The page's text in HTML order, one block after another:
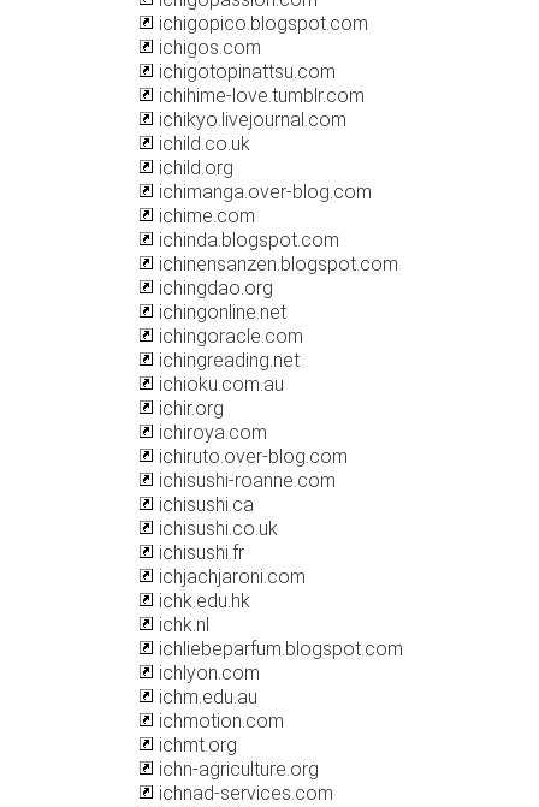
ichigopico.blogspot.com
ichigos.com
ichigotopinattsu.com
ichihime-love.tumblr.com
ichikyo.livejournal.com
ichild.co.uk
ichild.org
ichimanga.over-blog.com
ichime.com
ichinda.blogspot.com
ichinensanzen.blogspot.com
ichingdao.org
ichingonline.net
ichingoracle.com
ichingreading.net
ichioku.com.au
ichir.org
ichiroya.com
ichiruto.over-blog.com
ichisushi-roanne.com
ichisushi.ca
ichisushi.co.uk
ichisushi.fr
ichjachjaroni.com
ichk.edu.hk
ichk.nl
ichliebeparfum.blogspot.com
ichlyon.com
ichm.edu.au
ichmotion.com
ichmt.org
ichn-agriculture.org
ichnad-services.com